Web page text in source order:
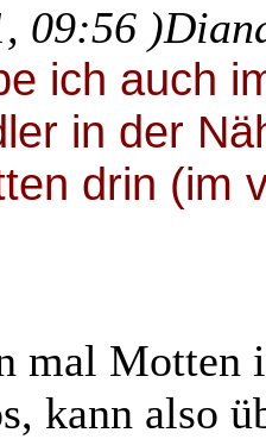
09:56 )
ich auch
in der
drin (im
mal Motten
kann also